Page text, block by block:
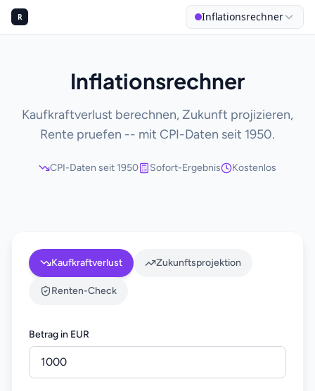
R Inflationsrechner
Inflationsrechner
Kaufkraftverlust berechnen, Zukunft projizieren,
Rente pruefen -- mit CPI-Daten seit 1950.
CPI-Daten seit 1950 Sofort-Ergebnis Kostenlos
Kaufkraftverlust Zukunftsprojektion
Renten-Check
Betrag in EUR